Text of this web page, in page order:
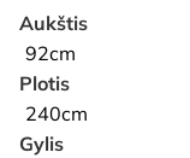
Aukštis
92cm
Plotis
240cm
Gylis